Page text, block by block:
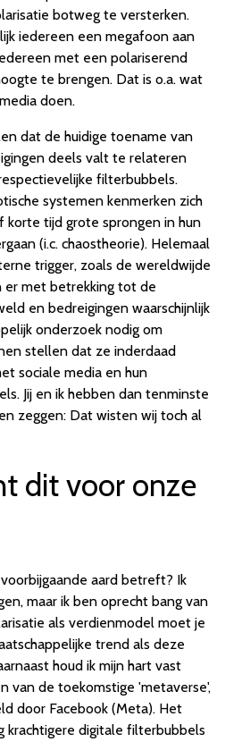
botweg te versterken.
iedereen een megafoon aan
met een polariserend
te brengen. Dat is o.a. wat
doen.
dat de huidige toename van
deels valt te relateren
filterbubbels.
systemen kenmerken zich
tijd grote sprongen in hun
(i.c. chaostheorie). Helemaal
trigger, zoals de wereldwijde
er met betrekking tot de
en bedreigingen waarschijnlijk
onderzoek nodig om
stellen dat ze inderdaad
sociale media en hun
Jij en ik hebben dan tenminste
zeggen: Dat wisten wij toch al
dit voor onze
aard betreft? Ik
maar ik ben oprecht bang van
als verdienmodel moet je
trend als deze
houd ik mijn hart vast
van de toekomstige 'metaverse',
door Facebook (Meta). Het
krachtigere digitale filterbubbels